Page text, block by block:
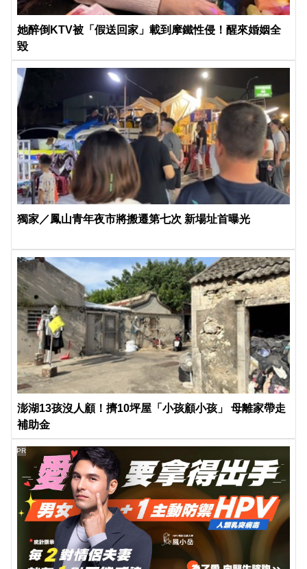
她醉倒KTV被「假送回家」載到摩鐵性侵！醒來婚姻全
毀
獨家／鳳山青年夜市將搬遷第七次 新場址首曝光
澎湖13孩沒人顧！擠10坪屋「小孩顧小孩」 母離家帶走
補助金
PR